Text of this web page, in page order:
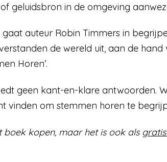
geluidsbron in de omgeving
auteur Robin Timmers in
de wereld uit, aan de
Horen’.
geen kant-en-klare antwoorden.
vinden om stemmen horen te
boek kopen, maar het is ook als